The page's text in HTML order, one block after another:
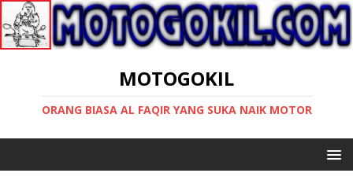
MOTOGOKIL
ORANG BIASA AL FAQIR YANG SUKA NAIK MOTOR